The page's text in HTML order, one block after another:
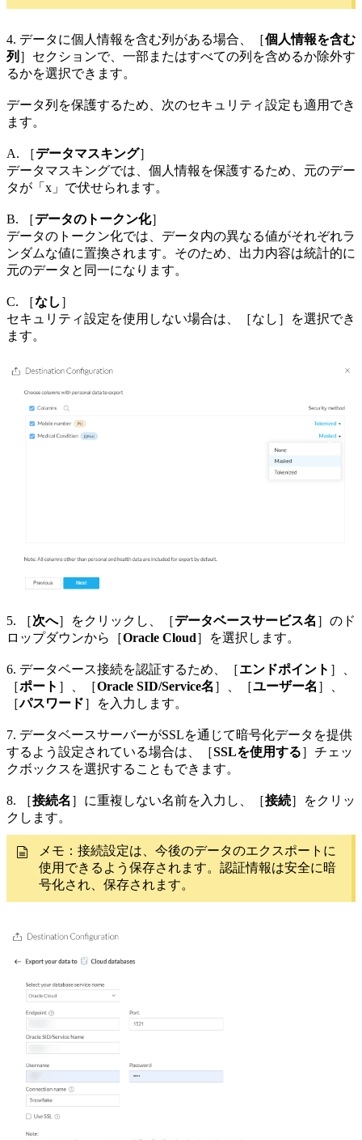
4. データに個人情報を含む列がある場合、［個人情報を含む
列 ］セクションで、一部またはすべての列を含めるか除外す
るかを選択できます。
データ列を保護するため、次のセキュリティ設定も適用でき
ます。
A. ［データマスキング］
データマスキングでは、個人情報を保護するため、元のデー
タが「x」で伏せられます。
B. ［データのトークン化］
データのトークン化では、データ内の異なる値がそれぞれラ
ンダムな値に置換されます。そのため、出力内容は統計的に
元のデータと同一になります。
C. ［なし ］
セキュリティ設定を使用しない場合は、［なし］を選択でき
ます。
5. ［次へ］をクリックし、［データベースサービス名 ］のド
ロップダウンから［Oracle Cloud］を選択します。
6. データベース接続を認証するため、［エンドポイント ］、
［ポート ］、［Oracle SID/Service名 ］、［ユーザー名 ］、
［パスワード］を入力します。
7. データベースサーバーがSSLを通じて暗号化データを提供
するよう設定されている場合は、［SSLを使用する］チェッ
クボックスを選択することもできます。
8. ［接続名 ］に重複しない名前を入力し、［接続］をクリッ
クします。
メモ：接続設定は、今後のデータのエクスポートに
使用できるよう保存されます。認証情報は安全に暗
号化され、保存されます。